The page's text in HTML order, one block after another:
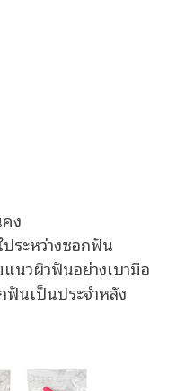
ง
ระหว่างซอกฟัน
นวผิวฟันอย่างเบามือ
ฟันเป็นประจำหลัง